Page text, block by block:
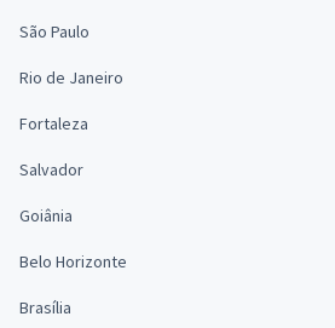
São Paulo
Rio de Janeiro
Fortaleza
Salvador
Goiânia
Belo Horizonte
Brasília